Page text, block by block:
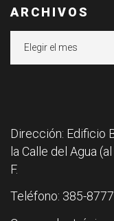
ARCHIVOS
Dirección: Edificio
la Calle del Agua
F.
Teléfono: 385-